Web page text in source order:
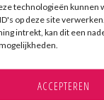
technologieën kunnen
op deze site
intrekt, kan dit een
ACCEPTEREN
vele
in
Deze twee